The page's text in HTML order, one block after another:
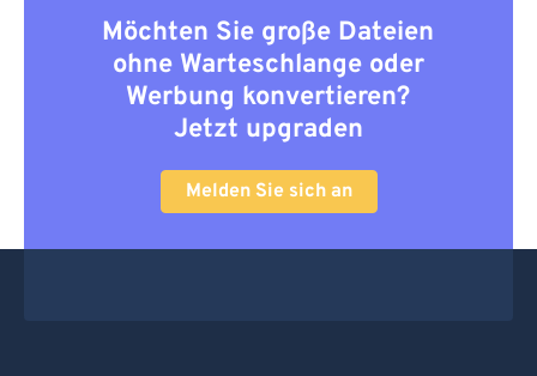
Möchten Sie große Dateien
ohne Warteschlange oder
Werbung konvertieren?
Jetzt upgraden
Melden Sie sich an